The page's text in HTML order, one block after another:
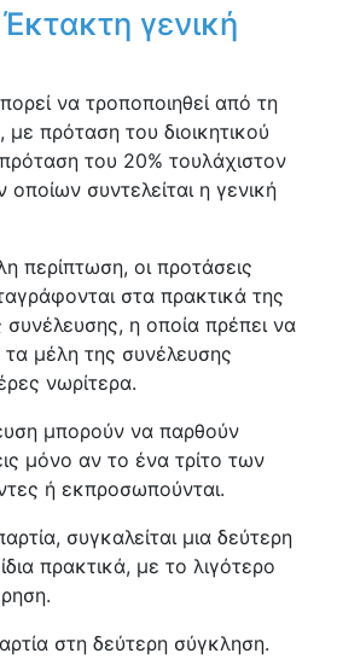
γενική
να τροποποιηθεί από τη
με πρόταση του διοικητικού
του 20% τουλάχιστον
συντελείται η γενική
περίπτωση, οι προτάσεις
στα πρακτικά της
συνέλευσης, η οποία πρέπει να
μέλη της συνέλευσης
νωρίτερα.
μπορούν να παρθούν
μόνο αν το ένα τρίτο των
ή εκπροσωπούνται.
συγκαλείται μια δεύτερη
πρακτικά, με το λιγότερο
στη δεύτερη σύγκληση.